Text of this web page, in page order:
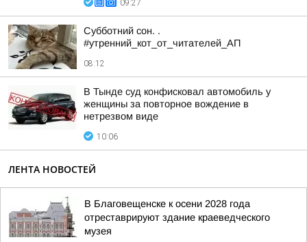
09:27
Субботний сон. .
#утренний_кот_от_читателей_АП
08:12
В Тынде суд конфисковал автомобиль у
женщины за повторное вождение в
нетрезвом виде
10:06
ЛЕНТА НОВОСТЕЙ
В Благовещенске к осени 2028 года
отреставрируют здание краеведческого
музея